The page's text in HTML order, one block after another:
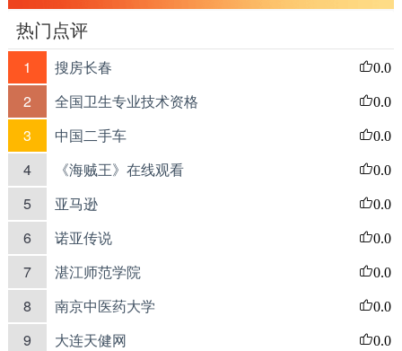
热门点评
1 搜房长春 0.0
2 全国卫生专业技术资格 0.0
3 中国二手车 0.0
4 《海贼王》在线观看 0.0
5 亚马逊 0.0
6 诺亚传说 0.0
7 湛江师范学院 0.0
8 南京中医药大学 0.0
9 大连天健网 0.0